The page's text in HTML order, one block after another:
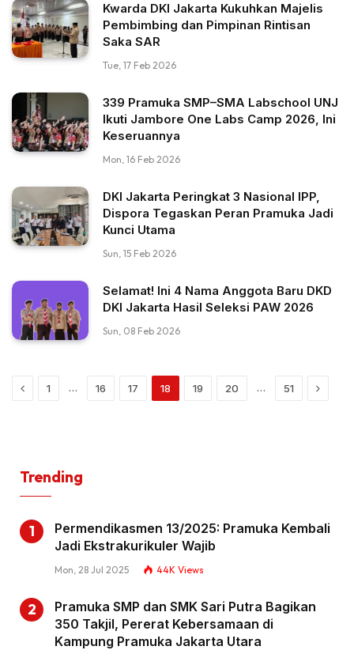
Kwarda DKI Jakarta Kukuhkan Majelis
Pembimbing dan Pimpinan Rintisan
Saka SAR
Tue, 17 Feb 2026
339 Pramuka SMP–SMA Labschool UNJ
Ikuti Jambore One Labs Camp 2026, Ini
Keseruannya
Mon, 16 Feb 2026
DKI Jakarta Peringkat 3 Nasional IPP,
Dispora Tegaskan Peran Pramuka Jadi
Kunci Utama
Sun, 15 Feb 2026
Selamat! Ini 4 Nama Anggota Baru DKD
DKI Jakarta Hasil Seleksi PAW 2026
Sun, 08 Feb 2026
Previous
1 … 16 17 18 19 20 … 51 Next
Trending
Permendikasmen 13/2025: Pramuka Kembali
Jadi Ekstrakurikuler Wajib
Mon, 28 Jul 2025 44K Views
Pramuka SMP dan SMK Sari Putra Bagikan
350 Takjil, Pererat Kebersamaan di
Kampung Pramuka Jakarta Utara